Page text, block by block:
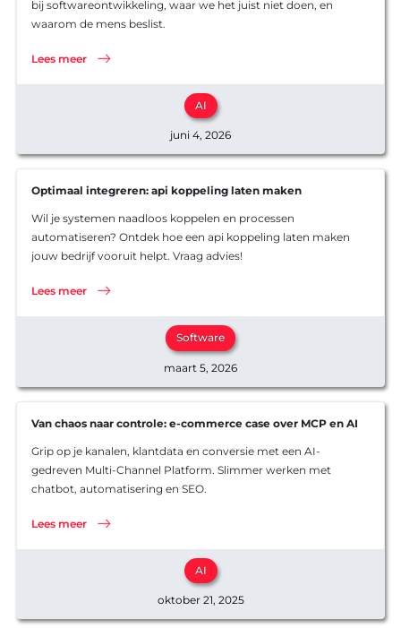
bij softwareontwikkeling, waar we het juist niet doen, en
waarom de mens beslist.
Lees meer
AI
juni 4, 2026
Optimaal integreren: api koppeling laten maken
Wil je systemen naadloos koppelen en processen
automatiseren? Ontdek hoe een api koppeling laten maken
jouw bedrijf vooruit helpt. Vraag advies!
Lees meer
Software
maart 5, 2026
Van chaos naar controle: e-commerce case over MCP en AI
Grip op je kanalen, klantdata en conversie met een AI-
gedreven Multi-Channel Platform. Slimmer werken met
chatbot, automatisering en SEO.
Lees meer
AI
oktober 21, 2025